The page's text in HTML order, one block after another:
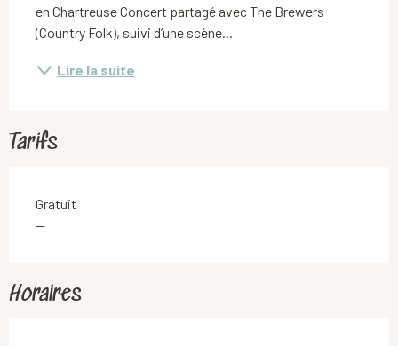
en Chartreuse Concert partagé avec The Brewers
(Country Folk), suivi d’une scène...
Lire la suite
Tarifs
Gratuit
—
Horaires